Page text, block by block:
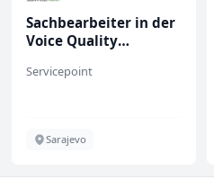
Sachbearbeiter in der
Voice Quality
Servicepoint
Sarajevo